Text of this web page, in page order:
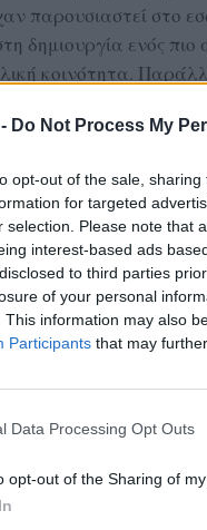
Do Not Process My
opt-out of the sale,
for targeted
selection. Please note that
interest-based ads
to third parties
of your personal
This information may also
Participants that may
Data Processing Opt Outs
opt-out of the Sharing of
παρουσιαστεί στο
δημιουργία ενός
κοινότητα.
του τοιχίου στον
και
ότι πρόκειται
τόσο την
κατοίκων των χωριών.
ΔΙΑΦΗΜΙΣΗ